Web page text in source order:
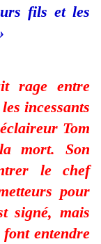
fils et les
rage entre
incessants
Tom
mort. Son
le chef
pour
signé, mais
font entendre